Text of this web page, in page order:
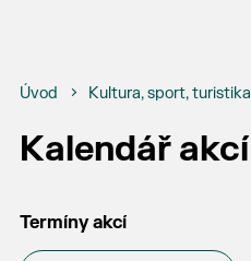
Úvod Kultura, sport, turistika
Kalendář akcí
Termíny akcí